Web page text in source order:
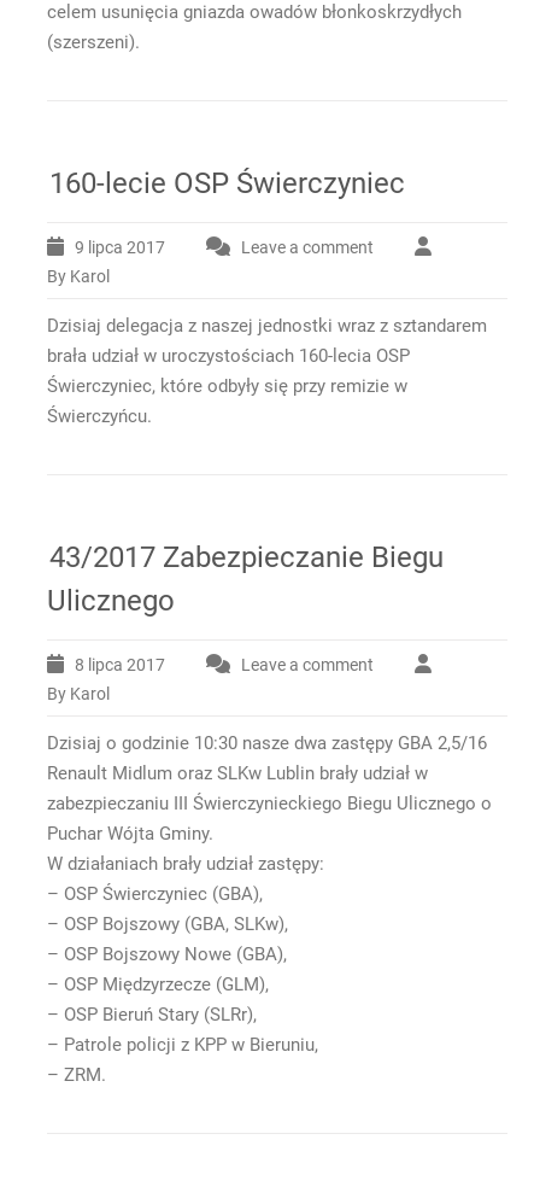
celem usunięcia gniazda owadów błonkoskrzydłych
(szerszeni).
160-lecie OSP Świerczyniec
9 lipca 2017
Leave a comment
By Karol
Dzisiaj delegacja z naszej jednostki wraz z sztandarem
brała udział w uroczystościach 160-lecia OSP
Świerczyniec, które odbyły się przy remizie w
Świerczyńcu.
43/2017 Zabezpieczanie Biegu
Ulicznego
8 lipca 2017
Leave a comment
By Karol
Dzisiaj o godzinie 10:30 nasze dwa zastępy GBA 2,5/16
Renault Midlum oraz SLKw Lublin brały udział w
zabezpieczaniu III Świerczynieckiego Biegu Ulicznego o
Puchar Wójta Gminy.
W działaniach brały udział zastępy:
– OSP Świerczyniec (GBA),
– OSP Bojszowy (GBA, SLKw),
– OSP Bojszowy Nowe (GBA),
– OSP Międzyrzecze (GLM),
– OSP Bieruń Stary (SLRr),
– Patrole policji z KPP w Bieruniu,
– ZRM.